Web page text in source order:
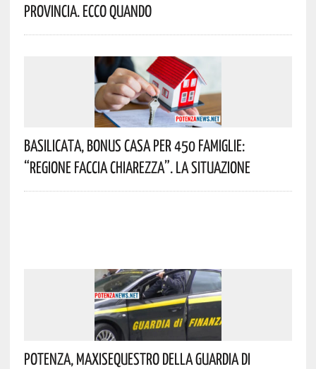
Provincia. Ecco Quando
Basilicata, Bonus Casa Per 450 Famiglie:
“Regione Faccia Chiarezza”. La Situazione
Potenza, Maxisequestro Della Guardia Di